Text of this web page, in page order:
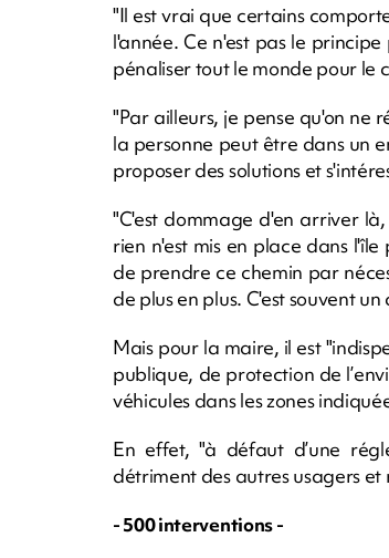
"Il est vrai que certains
l'année. Ce n'est pas le
pénaliser tout le monde pour le
"Par ailleurs, je pense qu'on ne
la personne peut être dans un
proposer des solutions et
"C'est dommage d'en arriver
rien n'est mis en place dans
de prendre ce chemin par
de plus en plus. C'est souvent un
Mais pour la maire, il est
publique, de protection de
véhicules dans les zones
En effet, "à défaut d’une
détriment des autres usagers
- 500 interventions -